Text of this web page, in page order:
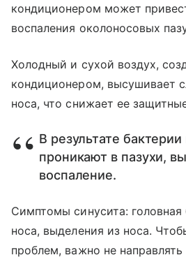
кондиционером может
воспаления околоносовых
Холодный и сухой воздух,
кондиционером, высушивает
носа, что снижает ее
В результате
проникают в пазухи,
воспаление.
Симптомы синусита: головная
носа, выделения из носа.
проблем, важно не